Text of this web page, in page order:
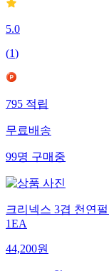
5.0
(1)
795적립
무료배송
99명구매중
크리넥스 3겹 천연
1EA
44,200원